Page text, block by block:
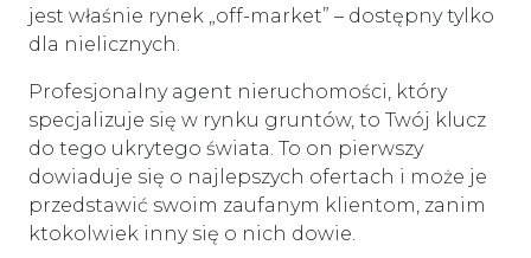
jest właśnie rynek „off-market” – dostępny tylko
dla nielicznych.
Profesjonalny agent nieruchomości, który
specjalizuje się w rynku gruntów, to Twój klucz
do tego ukrytego świata. To on pierwszy
dowiaduje się o najlepszych ofertach i może je
przedstawić swoim zaufanym klientom, zanim
ktokolwiek inny się o nich dowie.